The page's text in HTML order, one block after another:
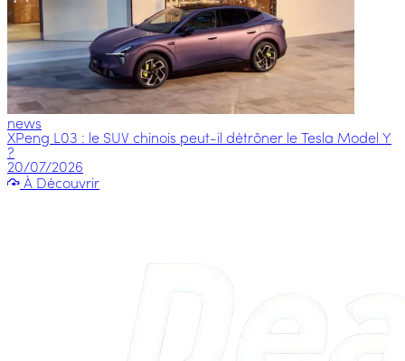
news
XPeng L03 : le SUV chinois peut-il détrôner le Tesla Model Y
?
20/07/2026
À Découvrir